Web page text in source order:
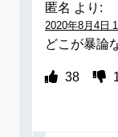
匿名 より:
2020年8月4日
どこが暴論
38